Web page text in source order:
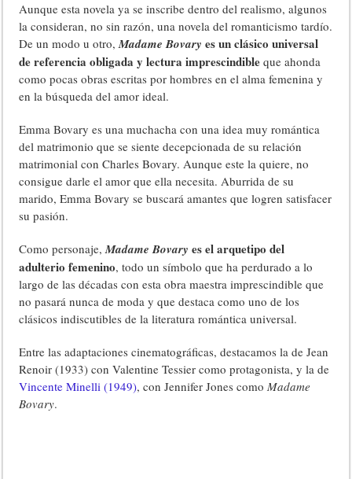
Aunque esta novela ya se inscribe dentro del realismo, algunos
la consideran, no sin razón, una novela del romanticismo tardío.
De un modo u otro,Madame Bovary es un clásico universal
de referencia obligada y lectura imprescindible que ahonda
como pocas obras escritas por hombres en el alma femenina y
en la búsqueda del amor ideal.
Emma Bovary es una muchacha con una idea muy romántica
del matrimonio que se siente decepcionada de su relación
matrimonial con Charles Bovary. Aunque este la quiere, no
consigue darle el amor que ella necesita. Aburrida de su
marido, Emma Bovary se buscará amantes que logren satisfacer
su pasión.
Como personaje,Madame Bovary es el arquetipo del
adulterio femenino, todo un símbolo que ha perdurado a lo
largo de las décadas con esta obra maestra imprescindible que
no pasará nunca de moda y que destaca como uno de los
clásicos indiscutibles de la literatura romántica universal.
Entre las adaptaciones cinematográficas, destacamos la de Jean
Renoir (1933) con Valentine Tessier como protagonista, y la de
Vincente Minelli (1949), con Jennifer Jones comoMadame
Bovary.